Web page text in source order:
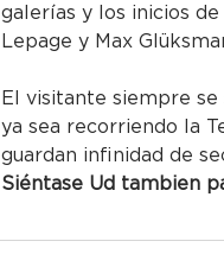
galerías y los inicios
Lepage y Max
El visitante siempre
ya sea recorriendo la
guardan infinidad de
Siéntase Ud tambien